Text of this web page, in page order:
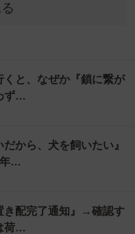
くと、なぜか『鎖に繋が
ず…
から、犬を飼いたい』
…
き配完了通知』→確認す
荷…